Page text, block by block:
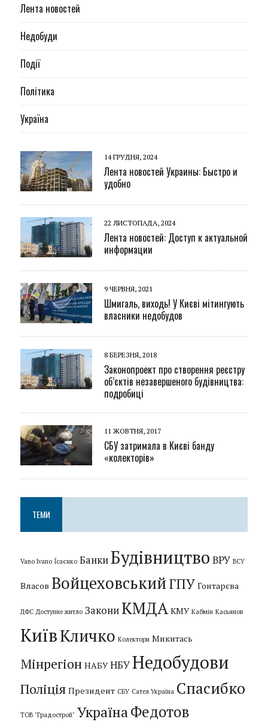
Лента новостей
Недобуди
Події
Політика
Україна
14 ГРУДНЯ, 2024
Лента новостей Украины: Быстро и
удобно
22 ЛИСТОПАДА, 2024
Лента новостей: Доступ к актуальной
информации
9 ЧЕРВНЯ, 2021
Шмигаль, виходь! У Києві мітингують
власники недобудов
8 БЕРЕЗНЯ, 2018
Законопроект про створення реєстру
об’єктів незавершеного будівництва:
подробиці
11 ЖОВТНЯ, 2017
СБУ затримала в Києві банду
«колекторів»
ТЕМИ
Vano Ivano Їсаєнко Банки Будівництво ВРУ ВСУ
Власов ВойцеховськийГПУ Гонтарєва
ДФС Доступне житло Закони КМДА КМУ Кабмін Касьянов
КиївКличко Колектори Микитась
Мінрегіон НАБУ НБУ Недобудови
Поліція Президент СБУ Сател Україна Спасибко
ТОВ "Градострой" УкраїнаФедотов